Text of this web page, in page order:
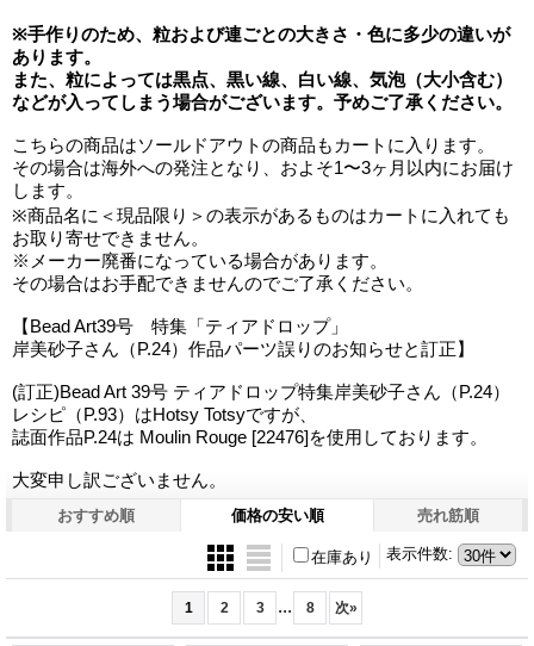
※手作りのため、粒および連ごとの大きさ・色に多少の違いが
あります。
また、粒によっては黒点、黒い線、白い線、気泡（大小含む）
などが入ってしまう場合がございます。予めご了承ください。
こちらの商品はソールドアウトの商品もカートに入ります。
その場合は海外への発注となり、およそ1〜3ヶ月以内にお届け
します。
※商品名に＜現品限り＞の表示があるものはカートに入れても
お取り寄せできません。
※メーカー廃番になっている場合があります。
その場合はお手配できませんのでご了承ください。
【Bead Art39号 特集「ティアドロップ」
岸美砂子さん（P.24）作品パーツ誤りのお知らせと訂正】
(訂正)Bead Art 39号 ティアドロップ特集岸美砂子さん（P.24）
レシピ（P.93）はHotsy Totsyですが、
誌面作品P.24は Moulin Rouge [22476]を使用しております。
大変申し訳ございません。
おすすめ順 価格の安い順 売れ筋順
表示件数:
在庫あり
1 2 3 ... 8 次»